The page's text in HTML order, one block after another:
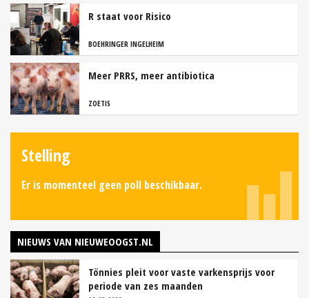
R staat voor Risico
BOEHRINGER INGELHEIM
Meer PRRS, meer antibiotica
ZOETIS
Stelling
Er is momenteel geen poll beschikbaar.
NIEUWS VAN NIEUWEOOGST.NL
Tönnies pleit voor vaste varkensprijs voor
periode van zes maanden